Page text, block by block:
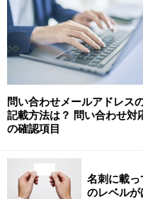
マイナンバーを集
コンビニやスーパーなら
本人確認
2016年1月から会社は
問い合わせメールアドレス
記載方法は？ 問い合わせ対
の確認項目
名刺に載
のレベル